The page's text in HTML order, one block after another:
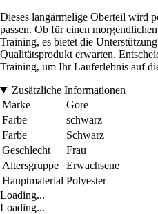
Dieses langärmelige Oberteil wird
passen. Ob für einen
Training, es bietet die
Qualitätsprodukt erwarten.
Training, um Ihr Lauferlebnis auf
Zusätzliche Informationen
Marke
Gore
Farbe
schwarz
Farbe
Schwarz
Geschlecht
Frau
Altersgruppe
Erwachsene
Hauptmaterial Polyester
Loading...
Loading...